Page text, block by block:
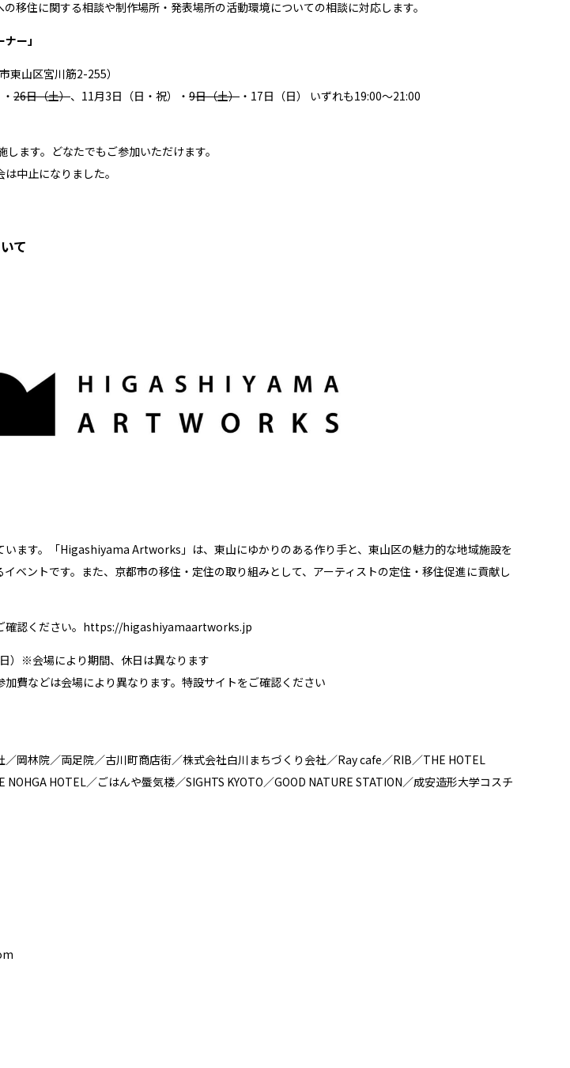
移住に関する相談や制作場所・発表場所の活動環境についての相談に対応します。
ー」
東山区宮川筋2-255）
26日（土）、11月3日（日・祝）・ 9日（土） ・17日（日） いずれも19:00～21:00
ます。どなたでもご参加いただけます。
中止になりました。
て
います。「Higashiyama Artworks」は、東山にゆかりのある作り手と、東山区の魅力的な地域施設を
ベントです。また、京都市の移住・定住の取り組みとして、アーティストの定住・移住促進に貢献し
認ください。 https://higashiyamaartworks.jp
）※会場により期間、休日は異なります
費などは会場により異なります。特設サイトをご確認ください
岡林院／両足院／古川町商店街／株式会社白川まちづくり会社／Ray cafe／RIB／THE HOTEL
HOTEL／ごはんや蜃気楼／SIGHTS KYOTO／GOOD NATURE STATION／成安造形大学コスチ